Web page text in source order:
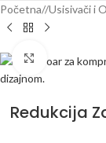
Početna/ Usisivači i
Klikni da
Redukcija